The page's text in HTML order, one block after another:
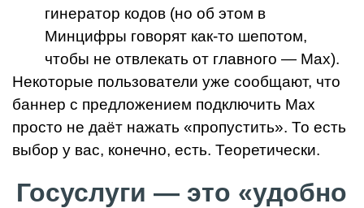
гинератор кодов (но об этом в
Минцифры говорят как-то шепотом,
чтобы не отвлекать от главного — Max).
Некоторые пользователи уже сообщают, что
баннер с предложением подключить Max
просто не даёт нажать «пропустить». То есть
выбор у вас, конечно, есть. Теоретически.
Госуслуги — это «удобно